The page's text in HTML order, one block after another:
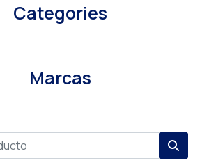
Categories
Marcas